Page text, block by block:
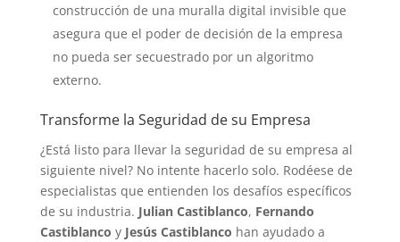
construcción de una muralla digital invisible que
asegura que el poder de decisión de la empresa
no pueda ser secuestrado por un algoritmo
externo.
Transforme la Seguridad de su Empresa
¿Está listo para llevar la seguridad de su empresa al
siguiente nivel? No intente hacerlo solo. Rodéese de
especialistas que entienden los desafíos específicos
de su industria. Julian Castiblanco, Fernando
Castiblanco y Jesús Castiblanco han ayudado a